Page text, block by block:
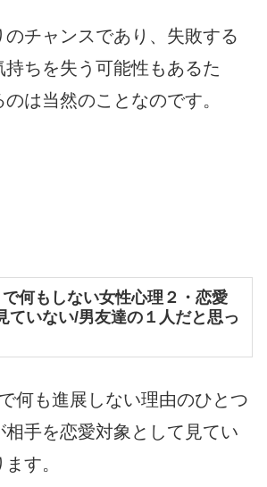
チャンスであり、失敗する
持ちを失う可能性もあるた
は当然のことなのです。
何もしない女性心理２・恋愛
ていない/男友達の１人だと思っ
何も進展しない理由のひとつ
相手を恋愛対象として見てい
す。